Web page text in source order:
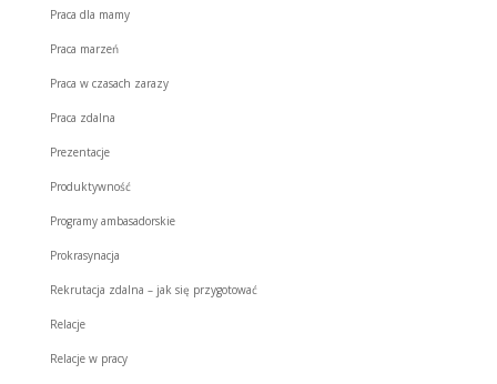
Praca dla mamy
Praca marzeń
Praca w czasach zarazy
Praca zdalna
Prezentacje
Produktywność
Programy ambasadorskie
Prokrasynacja
Rekrutacja zdalna – jak się przygotować
Relacje
Relacje w pracy